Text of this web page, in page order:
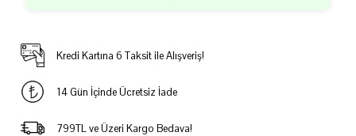
Kredi Kartına 6 Taksit ile Alışveriş!
14 Gün İçinde Ücretsiz İade
799TL ve Üzeri Kargo Bedava!